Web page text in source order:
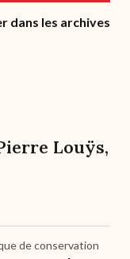
dans les archives
Louÿs,
de conservation